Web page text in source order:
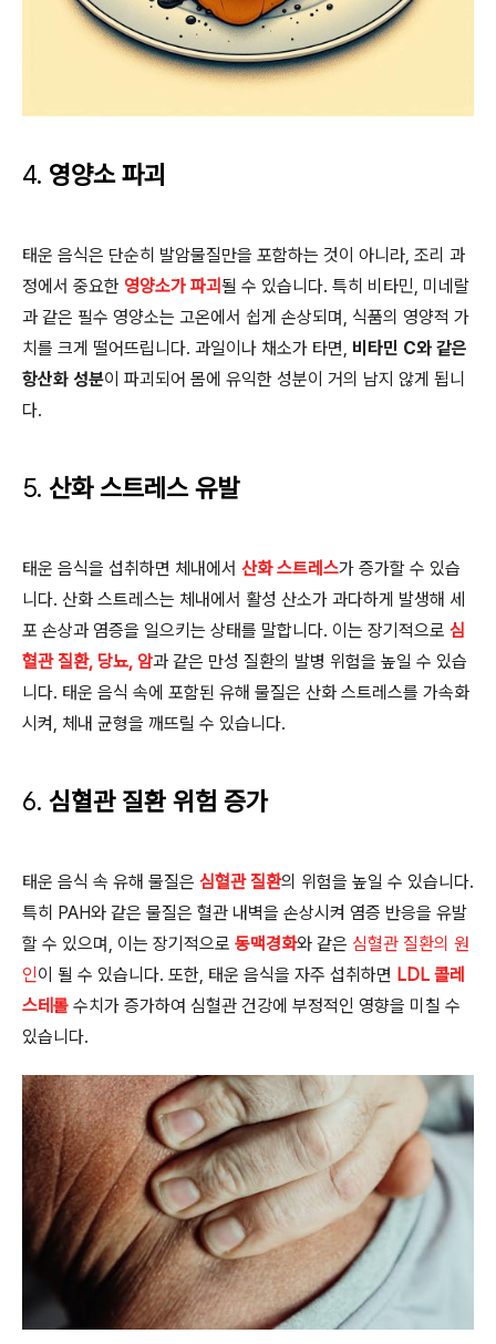
4. 영양소 파괴
태운 음식은 단순히 발암물질만을 포함하는 것이 아니라, 조리 과
정에서 중요한 영양소가 파괴될 수 있습니다. 특히 비타민, 미네랄
과 같은 필수 영양소는 고온에서 쉽게 손상되며, 식품의 영양적 가
치를 크게 떨어뜨립니다. 과일이나 채소가 타면, 비타민 C와 같은
항산화 성분이 파괴되어 몸에 유익한 성분이 거의 남지 않게 됩니
다.
5. 산화 스트레스 유발
태운 음식을 섭취하면 체내에서 산화 스트레스가 증가할 수 있습
니다. 산화 스트레스는 체내에서 활성 산소가 과다하게 발생해 세
포 손상과 염증을 일으키는 상태를 말합니다. 이는 장기적으로 심
혈관 질환, 당뇨, 암과 같은 만성 질환의 발병 위험을 높일 수 있습
니다. 태운 음식 속에 포함된 유해 물질은 산화 스트레스를 가속화
시켜, 체내 균형을 깨뜨릴 수 있습니다.
6. 심혈관 질환 위험 증가
태운 음식 속 유해 물질은 심혈관 질환의 위험을 높일 수 있습니다.
특히 PAH와 같은 물질은 혈관 내벽을 손상시켜 염증 반응을 유발
할 수 있으며, 이는 장기적으로 동맥경화와 같은 심혈관 질환의 원
인이 될 수 있습니다. 또한, 태운 음식을 자주 섭취하면 LDL 콜레
스테롤 수치가 증가하여 심혈관 건강에 부정적인 영향을 미칠 수
있습니다.